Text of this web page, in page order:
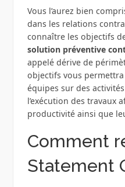
Vous l’aurez bien
dans les relations
connaître les objectifs
solution préventive
appelé dérive de
objectifs vous
équipes sur des
l’exécution des travaux
productivité ainsi que
Comment
Statement